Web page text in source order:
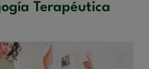
Terapéutica